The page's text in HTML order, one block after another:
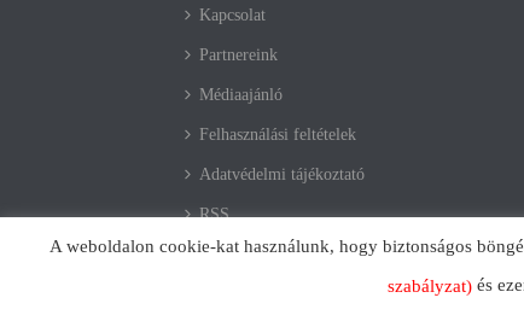
Kapcsolat
Partnereink
Médiaajánló
Felhasználási feltételek
Adatvédelmi tájékoztató
RSS
A weboldalon cookie-kat használunk, hogy biztonságos
szabályzat) és